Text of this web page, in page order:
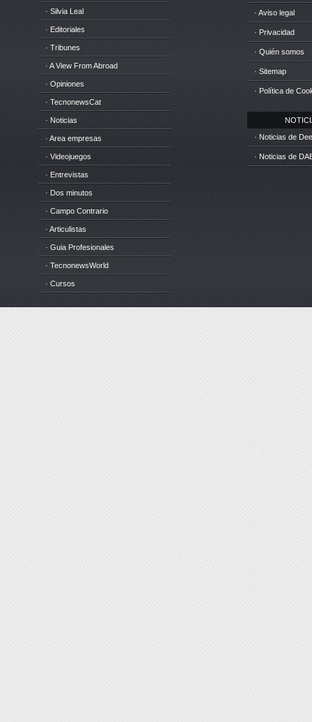
· Silvia Leal
· Editoriales
· Tribunes
· A View From Abroad
· Opiniones
· TecnonewsCat
· Noticias
· Area empresas
· Videojuegos
· Entrevistas
· Dos minutos
· Campo Contrario
· Articulistas
· Guia Profesionales
· TecnonewsWorld
· Cursos
· Aviso legal
· Privacidad
· Quién somos
· Sitemap
· Política de
· Noticias de
· Noticias de